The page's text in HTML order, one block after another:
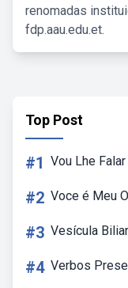
renomadas
fdp.aau.edu.et.
Top Post
#1 Vou Lhe
#2 Voce é Meu
#3 Vesícula
#4 Verbos